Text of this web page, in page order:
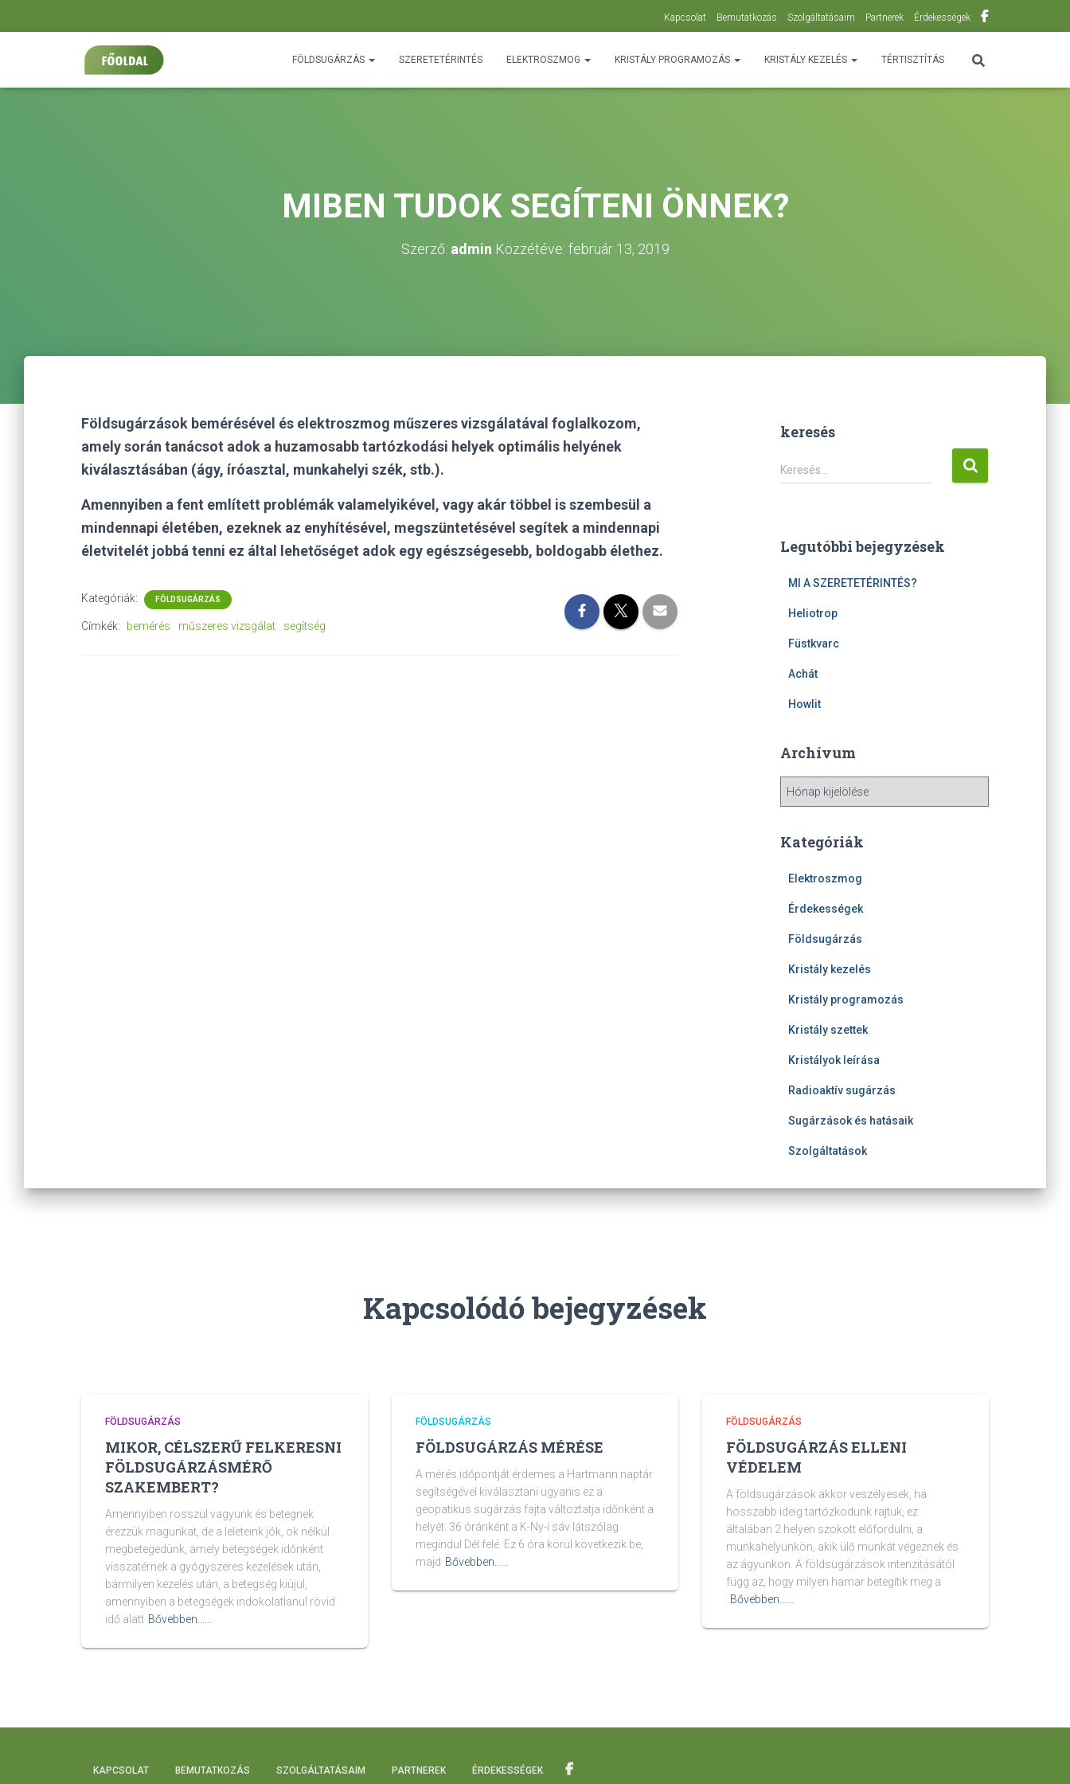
Kapcsolat Bemutatkozás Szolgáltatásaim Partnerek Érdekességek
FÖLDSUGÁRZÁS SZERETETÉRINTÉS ELEKTROSZMOG KRISTÁLY PROGRAMOZÁS KRISTÁLY KEZELÉS TÉRTISZTÍTÁS
MIBEN TUDOK SEGÍTENI ÖNNEK?
Szerző: admin Közzétéve: február 13, 2019
Földsugárzások bemérésével és elektroszmog műszeres vizsgálatával foglalkozom,
amely során tanácsot adok a huzamosabb tartózkodási helyek optimális helyének
kiválasztásában (ágy, íróasztal, munkahelyi szék, stb.).
Amennyiben a fent említett problémák valamelyikével, vagy akár többel is szembesül a
mindennapi életében, ezeknek az enyhítésével, megszüntetésével segítek a mindennapi
életvitelét jobbá tenni ez által lehetőséget adok egy egészségesebb, boldogabb élethez.
Kategóriák: FÖLDSUGÁRZÁS
Címkék: bemérés műszeres vizsgálat segítség
keresés
K
e
é
Keresés…
Legutóbbi bejegyzések
MI A SZERETETÉRINTÉS?
Heliotrop
Füstkvarc
Achát
Howlit
Archívum
h
m
Kategóriák
Elektroszmog
Érdekességek
Földsugárzás
Kristály kezelés
Kristály programozás
Kristály szettek
Kristályok leírása
Radioaktív sugárzás
Sugárzások és hatásaik
Szolgáltatások
Kapcsolódó bejegyzések
FÖLDSUGÁRZÁS
MIKOR, CÉLSZERŰ FELKERESNI
FÖLDSUGÁRZÁSMÉRŐ
SZAKEMBERT?
Amennyiben rosszul vagyunk és betegnek
érezzük magunkat, de a leleteink jók, ok nélkül
megbetegedünk, amely betegségek időnként
visszatérnek a gyógyszeres kezelések után,
bármilyen kezelés után, a betegség kiújul,
amennyiben a betegségek indokolatlanul rövid
idő alatt Bővebben...…
FÖLDSUGÁRZÁS
FÖLDSUGÁRZÁS MÉRÉSE
A mérés időpontját érdemes a Hartmann naptár
segítségével kiválasztani ugyanis ez a
geopatikus sugárzás fajta változtatja időnként a
helyét. 36 óránként a K-Ny-i sáv látszólag
megindul Dél felé. Ez 6 óra körül következik be,
majd Bővebben...…
FÖLDSUGÁRZÁS
FÖLDSUGÁRZÁS ELLENI
VÉDELEM
A földsugárzások akkor veszélyesek, ha
hosszabb ideig tartózkodunk rajtuk, ez
általában 2 helyen szokott előfordulni, a
munkahelyünkön, akik ülő munkát végeznek és
az ágyunkon. A földsugárzások intenzitásától
függ az, hogy milyen hamar betegítik meg a
Bővebben...…
KAPCSOLAT BEMUTATKOZÁS SZOLGÁLTATÁSAIM PARTNEREK ÉRDEKESSÉGEK